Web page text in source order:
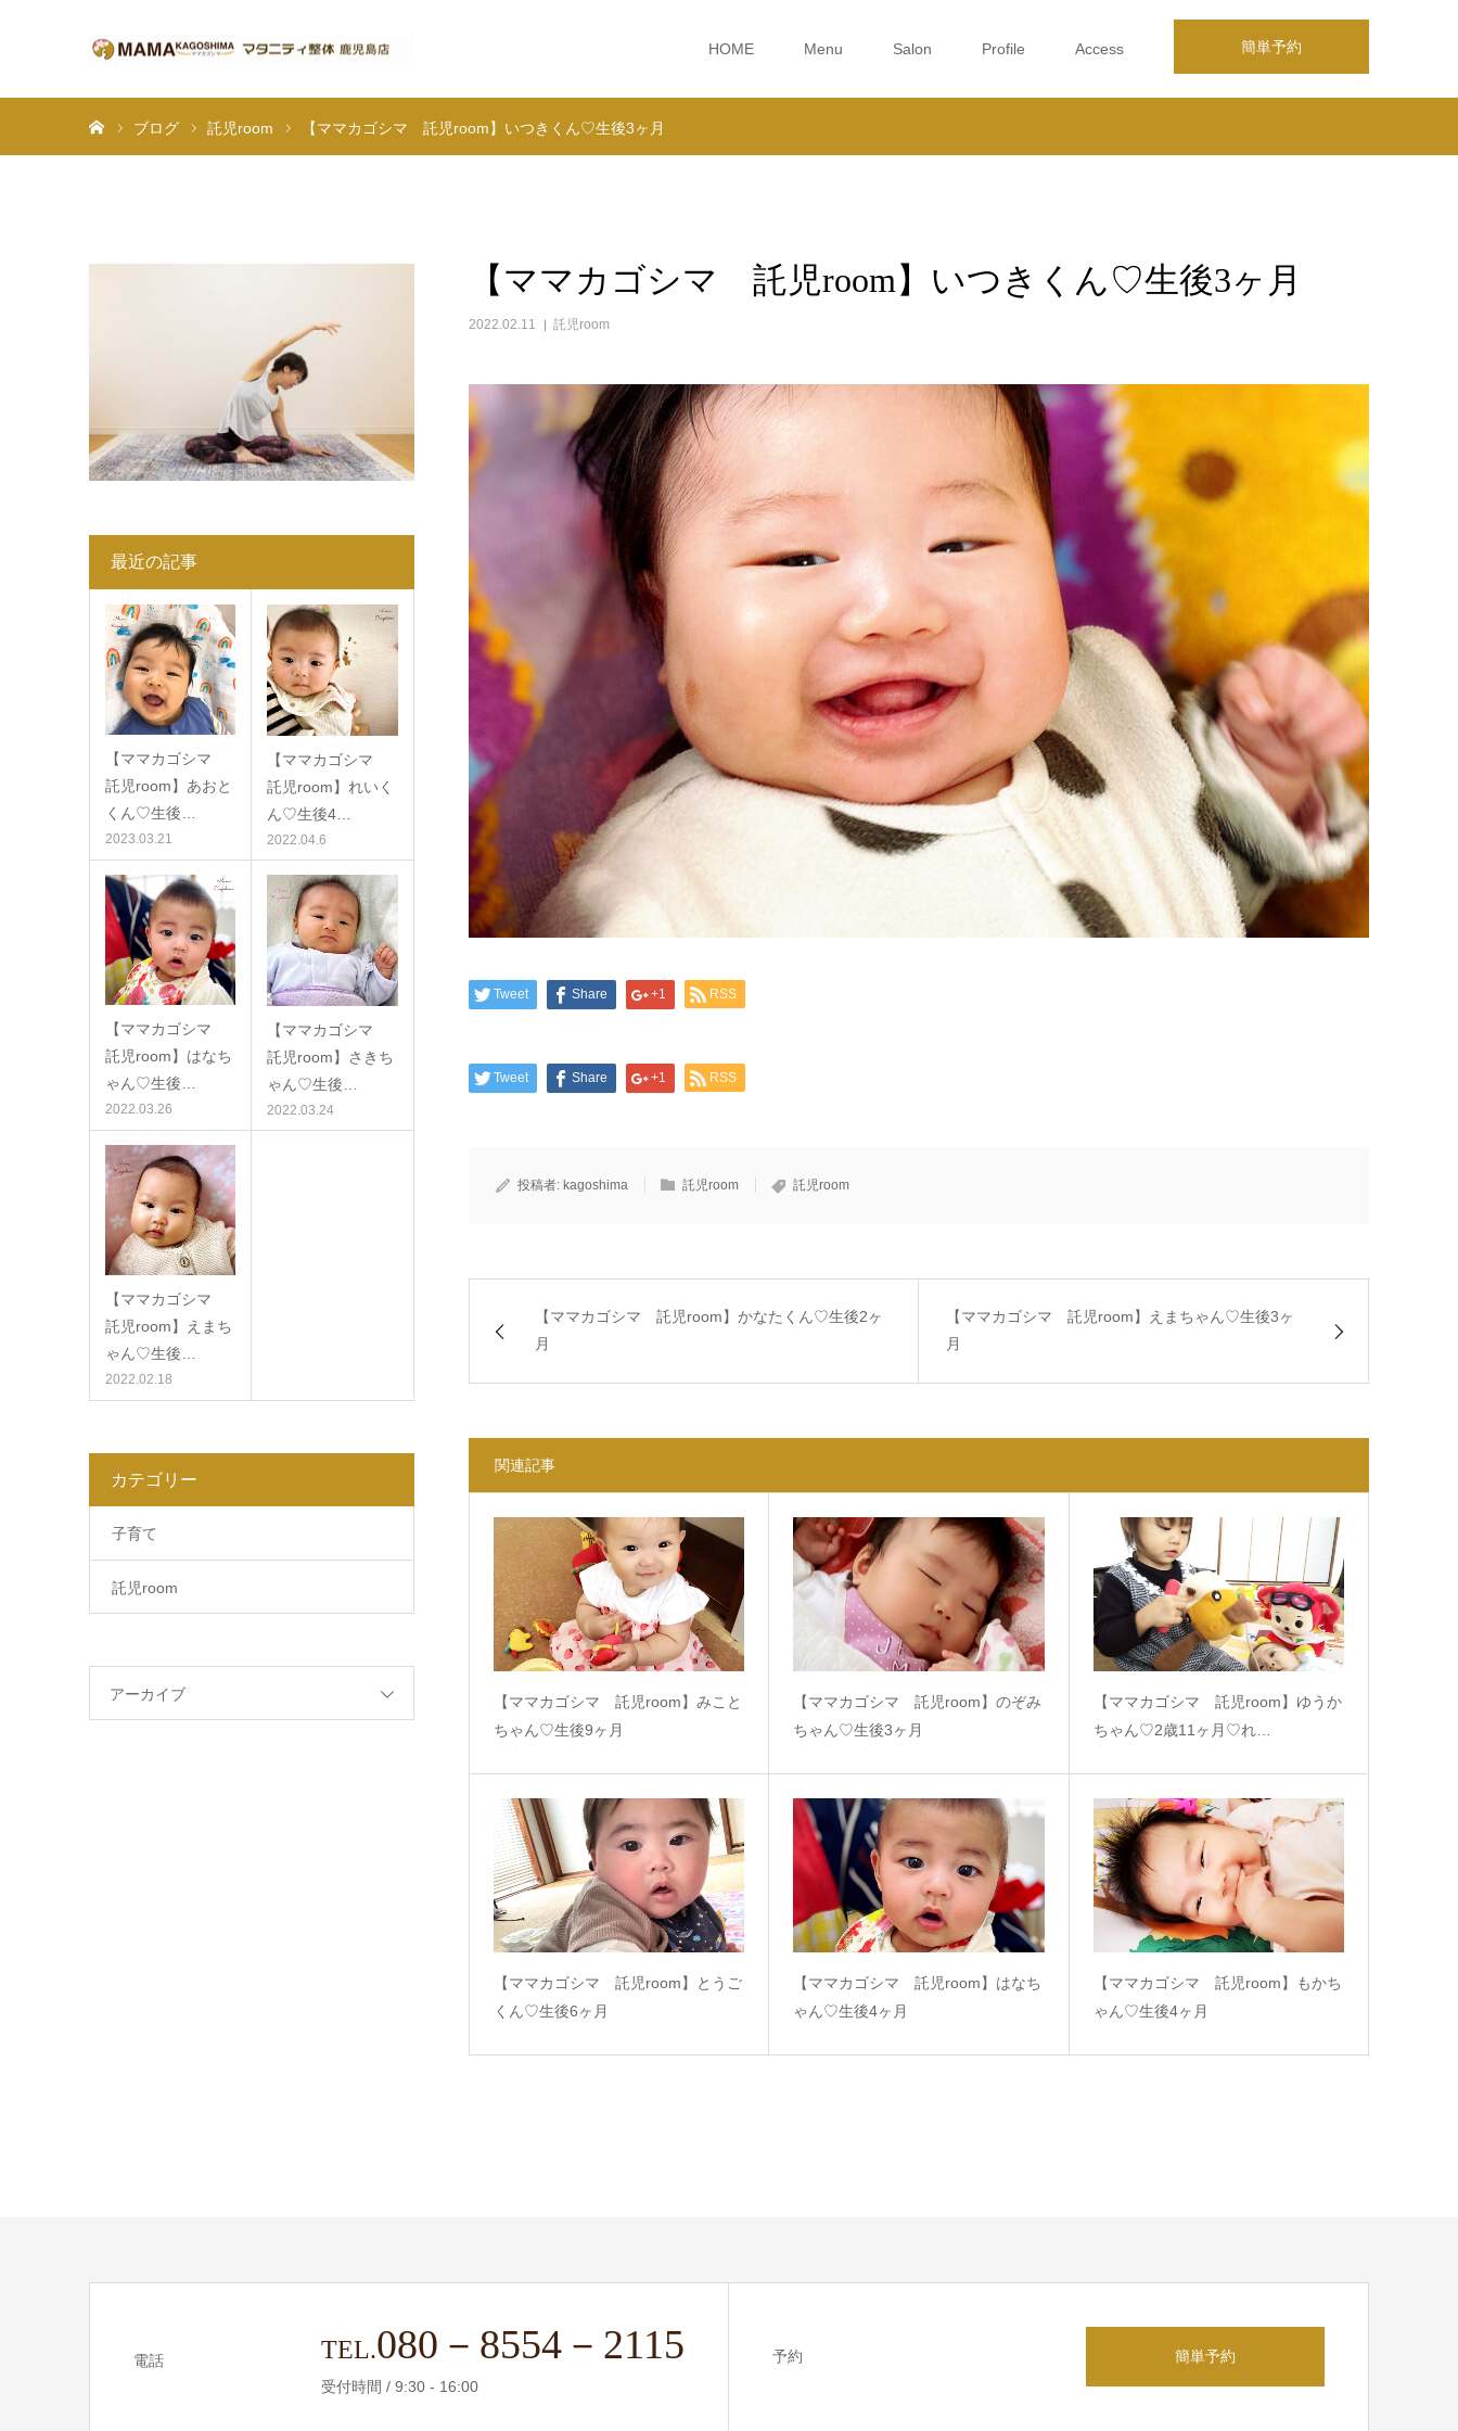
簡単予約
HOME Menu Salon Profile Access
ブログ 託児room 【ママカゴシマ 託児room】いつきくん♡生後3ヶ月
【ママカゴシマ 託児room】いつきくん♡生後3ヶ月
2022.02.11 託児room
Tweet Share +1 RSS
Tweet Share +1 RSS
投稿者: kagoshima 託児room 託児room
【ママカゴシマ 託児room】かなたくん♡生後2ヶ
月
【ママカゴシマ 託児room】えまちゃん♡生後3ヶ
月
関連記事
【ママカゴシマ 託児room】みこと
ちゃん♡生後9ヶ月
【ママカゴシマ 託児room】のぞみ
ちゃん♡生後3ヶ月
【ママカゴシマ 託児room】ゆうか
ちゃん♡2歳11ヶ月♡れ…
【ママカゴシマ 託児room】とうご
くん♡生後6ヶ月
【ママカゴシマ 託児room】はなち
ゃん♡生後4ヶ月
【ママカゴシマ 託児room】もかち
ゃん♡生後4ヶ月
最近の記事
【ママカゴシマ
託児room】あおと
くん♡生後…
2023.03.21
【ママカゴシマ
託児room】れいく
ん♡生後4…
2022.04.6
【ママカゴシマ
託児room】はなち
ゃん♡生後…
2022.03.26
【ママカゴシマ
託児room】さきち
ゃん♡生後…
2022.03.24
【ママカゴシマ
託児room】えまち
ゃん♡生後…
2022.02.18
カテゴリー
子育て
託児room
アーカイブ
電話 TEL.080－8554－2115
受付時間 / 9:30 - 16:00
予約 簡単予約